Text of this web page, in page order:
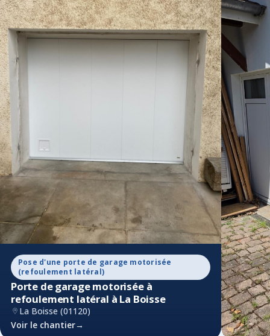
Pose d'une porte de garage motorisée
(refoulement latéral)
Porte de garage motorisée à
refoulement latéral à La Boisse
La Boisse (01120)
Voir le chantier→